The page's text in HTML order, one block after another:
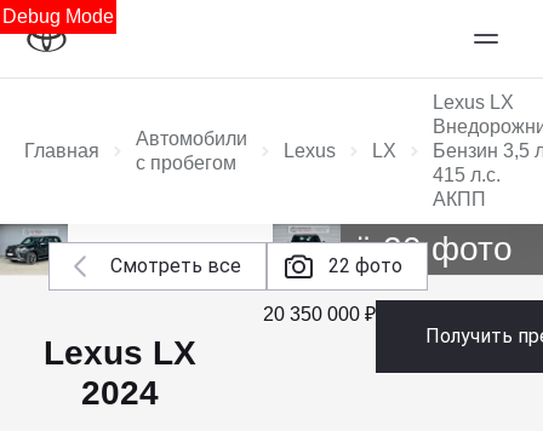
Debug Mode
Главная
Автомобили
с пробегом
Lexus LX
Lexus LX
Бензин 3,5
415 л.с.
АКПП
Смотреть все 22 фото
Ещё 20 фото
Lexus LX
2024
20 350 000 ₽
Получить